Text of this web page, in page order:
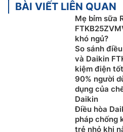
BÀI VIẾT LIÊN QUAN
Mẹ bỉm sữa
khó ngủ?
So sánh
và Daikin
kiệm điện
90% người
dụng của
Daikin
Điều hòa
pháp chống
trẻ nhỏ khi